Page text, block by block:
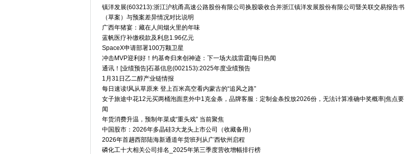
镇洋发展(603213):浙江沪杭甬高速公路股份有限公司换股吸收合并浙江镇洋发展股份有限公司暨关联交易报告书
（草案）与预案差异情况对比说明
广西年猪宴：藏在人间烟火里的年味
蓝帆医疗补缴税款及利息1.96亿元
SpaceX申请部署100万颗卫星
冲击MVP迎利好！约基奇归来创神迹：下一场大战雷霆|每日热闻
通讯！[业绩预告]石基信息(002153):2025年度业绩预告
1月31日乙二醇产业链情报
每日速读!风从草原来 登上百米高空看内蒙古的“追风之路”
女子旅途中花12元买两桶泡面意外中1克金条，品牌客服：定制金条投放2026份，无法计算准确中奖概率|焦点要
闻
年货消费升温，预制年菜成“重头戏” 当前聚焦
中国股市：2026年多晶硅3大龙头上市公司（收藏备用）
2026年首趟西部陆海新通道年货班列从广西钦州启程
磷化工十大相关公司排名_2025年第三季度营收增幅排行榜